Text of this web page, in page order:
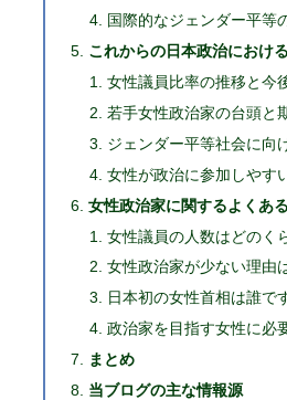
国際的なジェンダー平等
これからの日本政治におけ
女性議員比率の推移と今
若手女性政治家の台頭と
ジェンダー平等社会に向
女性が政治に参加しやす
女性政治家に関するよくあ
女性議員の人数はどのく
女性政治家が少ない理由
日本初の女性首相は誰で
政治家を目指す女性に必
まとめ
当ブログの主な情報源